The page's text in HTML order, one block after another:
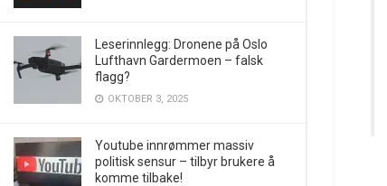
Leserinnlegg: Dronene på Oslo
Lufthavn Gardermoen – falsk
flagg?
OKTOBER 3, 2025
Youtube innrømmer massiv
politisk sensur – tilbyr brukere å
komme tilbake!